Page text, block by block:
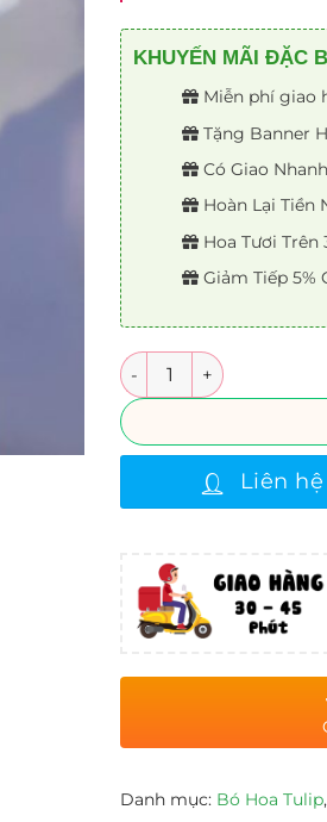
KHUYẾN MÃI ĐẶC
Miễn phí giao
Tặng Banner
Có Giao
Hoàn Lại Tiền
Hoa Tươi Trên
Giảm Tiếp 5%
Số lượng
Liên
Danh mục: Bó Hoa Tulip,